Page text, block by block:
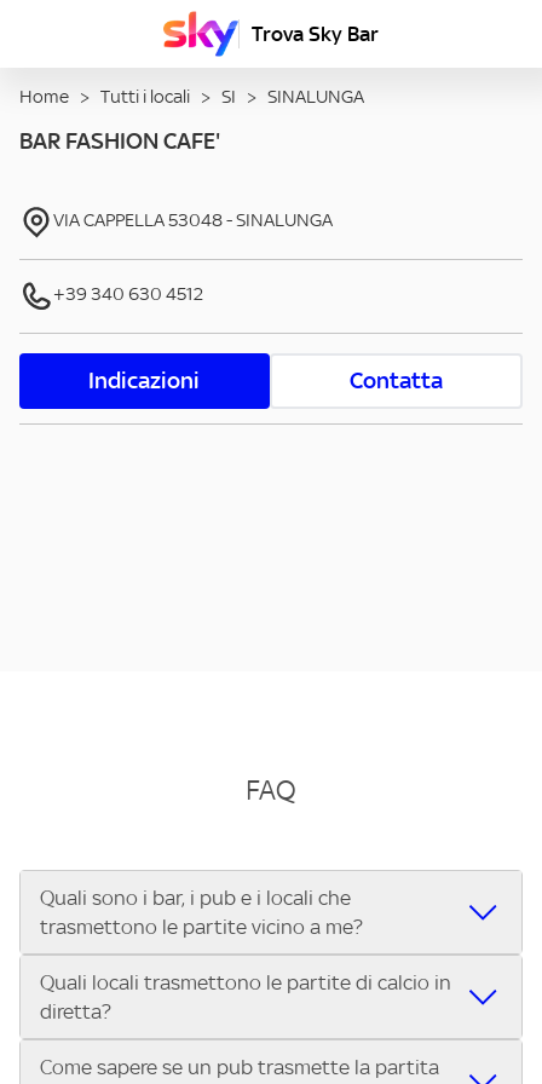
Trova Sky Bar
Home > Tutti i locali > SI > SINALUNGA
BAR FASHION CAFE'
VIA CAPPELLA53048-SINALUNGA
+39 340 630 4512
Indicazioni Contatta
FAQ
Quali sono i bar, i pub e i locali che
trasmettono le partite vicino a me?
Se cerchi un bar, pub, ristorante o locale vicino a te per
vedere le partite di Serie A ENILIVE, la Serie C Sky Wifi, la
UEFA Champions League, la UEFA Europa League, la UEFA
Conference League, il Tennis, la Formula 1®, la MotoGP™ e
Quali locali trasmettono le partite di calcio in
diretta?
Vuoi sapere quali bar, pub o ristoranti mostrano le partite
Come sapere se un pub trasmette la partita